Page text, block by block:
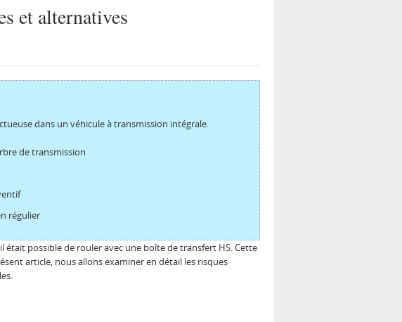
et alternatives
dans un véhicule à transmission intégrale.
de transmission
régulier
était possible de rouler avec une boîte de transfert HS. Cette
article, nous allons examiner en détail les risques